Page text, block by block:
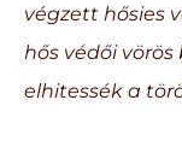
végzett hősies
hős védői
elhitessék a